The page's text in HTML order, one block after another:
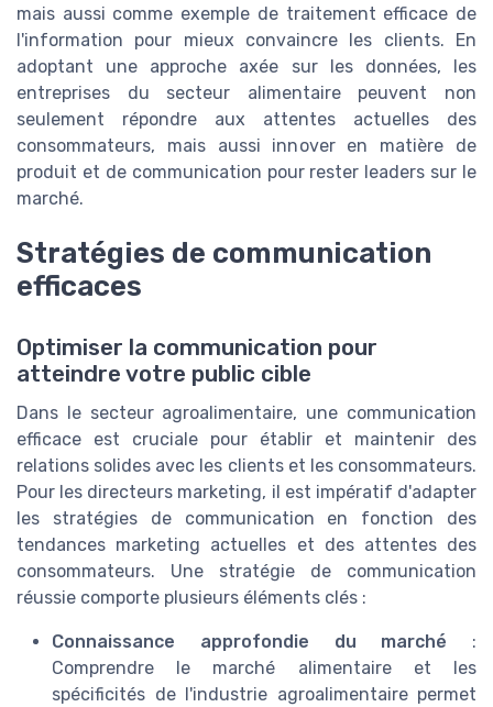
mais aussi comme exemple de traitement efficace de
l'information pour mieux convaincre les clients. En
adoptant une approche axée sur les données, les
entreprises du secteur alimentaire peuvent non
seulement répondre aux attentes actuelles des
consommateurs, mais aussi innover en matière de
produit et de communication pour rester leaders sur le
marché.
Stratégies de communication
efficaces
Optimiser la communication pour
atteindre votre public cible
Dans le secteur agroalimentaire, une communication
efficace est cruciale pour établir et maintenir des
relations solides avec les clients et les consommateurs.
Pour les directeurs marketing, il est impératif d'adapter
les stratégies de communication en fonction des
tendances marketing actuelles et des attentes des
consommateurs. Une stratégie de communication
réussie comporte plusieurs éléments clés :
Connaissance approfondie du marché :
Comprendre le marché alimentaire et les
spécificités de l'industrie agroalimentaire permet